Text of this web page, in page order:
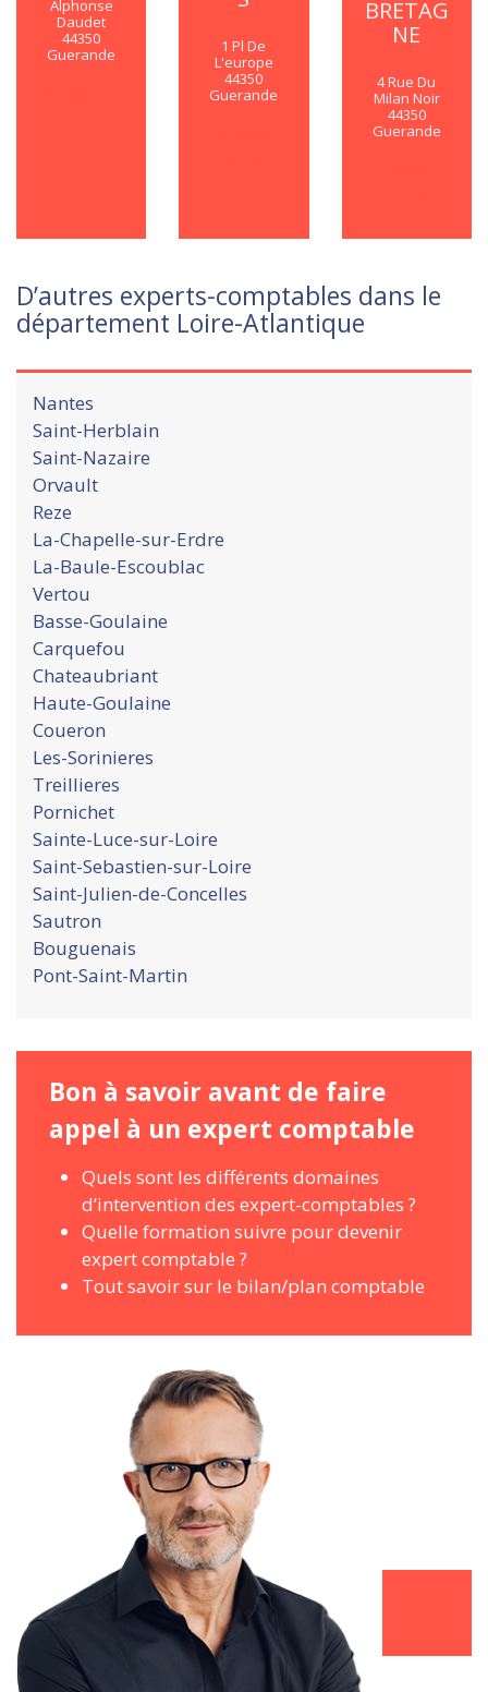
Alphonse
Daudet
44350
Guerande
1 Pl De
L'europe
44350
Guerande
BRETAG
NE
4 Rue Du
Milan Noir
44350
Guerande
D’autres experts-comptables dans le
département Loire-Atlantique
Nantes
Saint-Herblain
Saint-Nazaire
Orvault
Reze
La-Chapelle-sur-Erdre
La-Baule-Escoublac
Vertou
Basse-Goulaine
Carquefou
Chateaubriant
Haute-Goulaine
Coueron
Les-Sorinieres
Treillieres
Pornichet
Sainte-Luce-sur-Loire
Saint-Sebastien-sur-Loire
Saint-Julien-de-Concelles
Sautron
Bouguenais
Pont-Saint-Martin
Bon à savoir avant de faire
appel à un expert comptable
Quels sont les différents domaines
d’intervention des expert-comptables ?
Quelle formation suivre pour devenir
expert comptable ?
Tout savoir sur le bilan/plan comptable